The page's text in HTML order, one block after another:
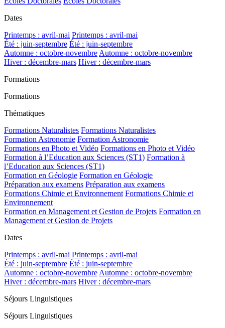
Dates
Printemps : avril-mai Printemps : avril-mai
Été : juin-septembre Été : juin-septembre
Automne : octobre-novembreAutomne : octobre-novembre
Hiver : décembre-mars Hiver : décembre-mars
Formations
Formations
Thématiques
Formations Naturalistes Formations Naturalistes
Formation Astronomie Formation Astronomie
Formations en Photo et Vidéo Formations en Photo et Vidéo
Formation à l’Education aux Sciences (ST1) Formation à
l’Education aux Sciences (ST1)
Formation en Géologie Formation en Géologie
Préparation aux examens Préparation aux examens
Formations Chimie et Environnement Formations Chimie et
Environnement
Formation en Management et Gestion de Projets Formation en
Management et Gestion de Projets
Dates
Printemps : avril-mai Printemps : avril-mai
Été : juin-septembre Été : juin-septembre
Automne : octobre-novembreAutomne : octobre-novembre
Hiver : décembre-mars Hiver : décembre-mars
Séjours Linguistiques
Séjours Linguistiques